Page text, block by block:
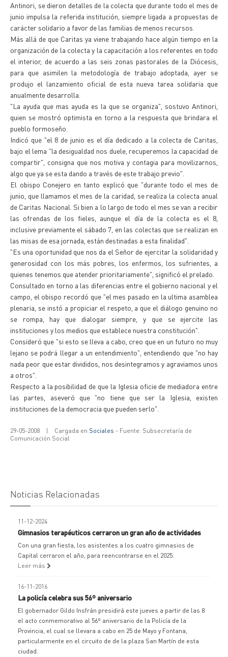
Antinori, se dieron detalles de la colecta que durante todo el mes de
junio impulsa la referida institución, siempre ligada a propuestas de
carácter solidario a favor de las familias de menos recursos.
Más allá de que Caritas ya viene trabajando hace algún tiempo en la
organización de la colecta y la capacitación a los referentes en todo
el interior, de acuerdo a las seis zonas pastorales de la Diócesis,
para que asimilen la metodología de trabajo adoptada, ayer se
produjo el lanzamiento oficial de esta nueva tarea solidaria que
anualmente desarrolla.
"La ayuda que mas ayuda es la que se organiza", sostuvo Antinori,
quien se mostró optimista en torno a la respuesta que brindara el
pueblo formoseño.
Indicó que "el 8 de junio es el día dedicado a la colecta de Caritas,
bajo el lema "la desigualdad nos duele, recuperemos la capacidad de
compartir", consigna que nos motiva y contagia para movilizarnos,
algo que ya se esta dando a través de este trabajo previo".
El obispo Conejero en tanto explicó que "durante todo el mes de
junio, que llamamos el mes de la caridad, se realiza la colecta anual
de Caritas Nacional. Si bien a lo largo de todo el mes se van a recibir
las ofrendas de los fieles, aunque el día de la colecta es el 8,
inclusive previamente el sábado 7, en las colectas que se realizan en
las misas de esa jornada, están destinadas a esta finalidad".
"Es una oportunidad que nos da el Señor de ejercitar la solidaridad y
generosidad con los más pobres, los enfermos, los sufrientes, a
quienes tenemos que atender prioritariamente", significó el prelado.
Consultado en torno a las diferencias entre el gobierno nacional y el
campo, el obispo recordó que "el mes pasado en la ultima asamblea
plenaria, se instó a propiciar el respeto, a que el diálogo genuino no
se rompa, hay que dialogar siempre, y que se ejercite las
instituciones y los medios que establece nuestra constitución".
Consideró que "si esto se lleva a cabo, creo que en un futuro no muy
lejano se podrá llegar a un entendimiento", entendiendo que "no hay
nada peor que estar divididos, nos desintegramos y agraviamos unos
a otros".
Respecto a la posibilidad de que la Iglesia oficie de mediadora entre
las partes, aseveró que "no tiene que ser la Iglesia, existen
instituciones de la democracia que pueden serlo".
29-05-2008 | Cargada en Sociales - Fuente: Subsecretaría de
Comunicación Social
Noticias Relacionadas
11-12-2024
Gimnasios terapéuticos cerraron un gran año de actividades
Con una gran fiesta, los asistentes a los cuatro gimnasios de
Capital cerraron el año, para reencontrarse en el 2025.
Leer más
16-11-2016
La policía celebra sus 56º aniversario
El gobernador Gildo Insfrán presidirá este jueves a partir de las 8
el acto conmemorativo al 56º aniversario de la Policía de la
Provincia, el cual se llevara a cabo en 25 de Mayo y Fontana,
particularmente en el circuito de de la plaza San Martín de esta
ciudad.